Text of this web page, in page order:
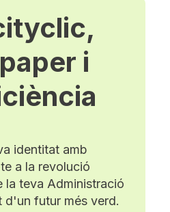
i
identitat amb
a la revolució
la teva Administració
d'un futur més verd.